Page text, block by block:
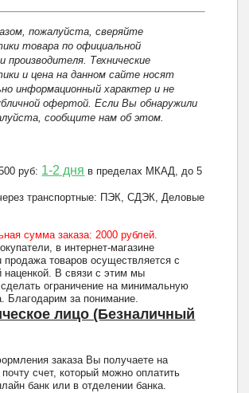
пожалуйста, сверяйте
товара по официальной
производителя. Технические
и цена на данном сайте носят
информационный характер и не
офертой. Если Вы обнаружили
сообщите нам об этом.
руб: 1-2 дня в пределах МКАД, до 5
транспортные: ПЭК, СДЭК, Деловые
сумма заказа: 2000 рублей.
в интернет-магазине
продажа товаров осуществляется с
наценкой. В связи с этим мы
ограничение на минимальную
Благодарим за понимание.
лицо (Безналичный
заказа Вы получаете на
счет, который можно оплатить
банк или в отделении банка.